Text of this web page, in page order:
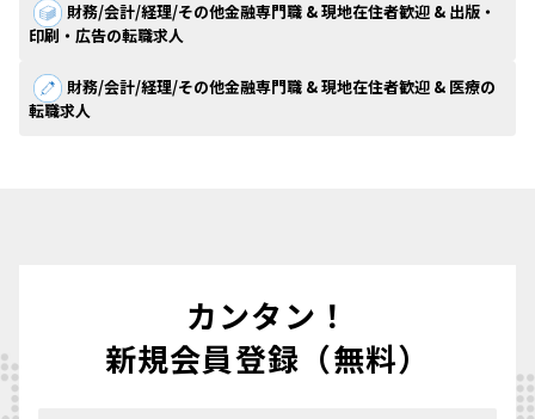
財務/会計/経理/その他金融専門職 & 現地在住者歓迎 & 出版・
印刷・広告の転職求人
財務/会計/経理/その他金融専門職 & 現地在住者歓迎 & 医療の
転職求人
カンタン！
新規会員登録（無料）